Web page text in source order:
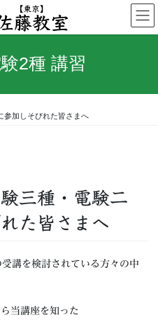
2種 講習
参加しそびれた皆さまへ
三種・電験二
た皆さまへ
講を検討されている方々の中
当講座を知った